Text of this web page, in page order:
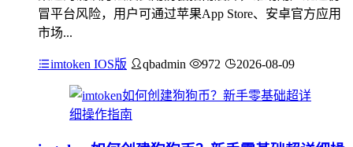
冒平台风险，用户可通过苹果App Store、安卓官方应用
市场...
imtoken IOS版 qbadmin 972 2026-08-09